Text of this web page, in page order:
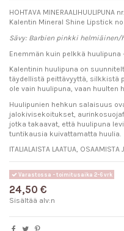
HOHTAVA MINERAALIHUULIPUNA
Kalentin Mineral Shine Lipstick
Sävy: Barbien pinkki helmiäinen/
Enemmän kuin pelkkä huulipuna –
Kalentinin huulipuna on
täydellistä peittävyyttä, silkkistä
ole vain huulipuna, vaan huulten
Huulipunien hehkun salaisuus
jalokivisekoitukset,
jotka takaavat, että huulipuna
tuntikausia kuivattamatta huulia.
ITALIALAISTA LAATUA,
Varastossa - toimitusaika 2-6 vrk
24,50 €
Sisältää alv:n